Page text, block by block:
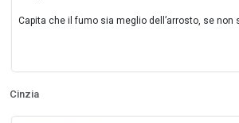
Capita che il fumo sia meglio dell’arrosto, se non
Cinzia